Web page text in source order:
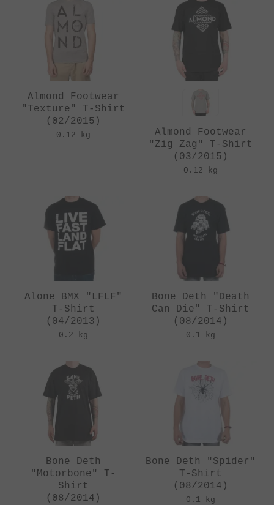
Almond Footwear
"Texture" T-Shirt
(02/2015)
0.12 kg
Almond Footwear
"Zig Zag" T-Shirt
(03/2015)
0.12 kg
Alone BMX "LFLF"
T-Shirt
(04/2013)
0.2 kg
Bone Deth "Death
Can Die" T-Shirt
(08/2014)
0.1 kg
Bone Deth
"Motorbone" T-
Shirt
(08/2014)
Bone Deth "Spider"
T-Shirt
(08/2014)
0.1 kg